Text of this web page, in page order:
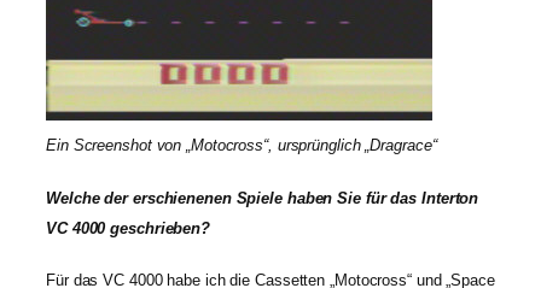
Ein Screenshot von „Motocross“, ursprünglich „Dragrace“
Welche der erschienenen Spiele haben Sie für das Interton
VC 4000 geschrieben?
Für das VC 4000 habe ich die Cassetten „Motocross“ und „Space